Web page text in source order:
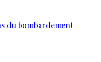
du bombardement